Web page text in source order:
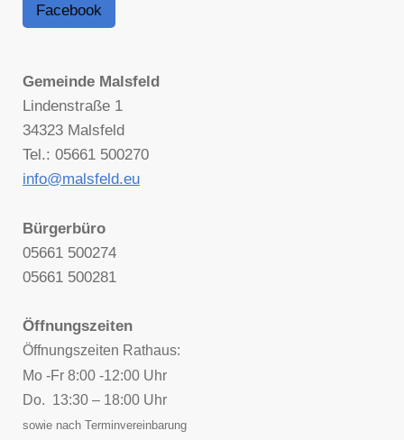
Facebook
Gemeinde Malsfeld
Lindenstraße 1
34323 Malsfeld
Tel.: 05661 500270
info@malsfeld.eu
Bürgerbüro
05661 500274
05661 500281
Öffnungszeiten
Öffnungszeiten Rathaus:
Mo -Fr 8:00 -12:00 Uhr
Do. 13:30 – 18:00 Uhr
sowie nach Terminvereinbarung